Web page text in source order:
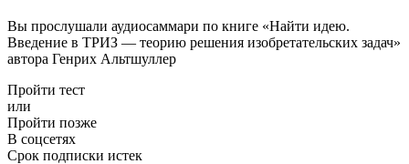
Вы прослушали аудиосаммари по книге «Найти идею.
Введение в ТРИЗ — теорию решения изобретательских задач»
автора Генрих Альтшуллер
Пройти тест
или
Пройти позже
В соцсетях
Срок подписки истек